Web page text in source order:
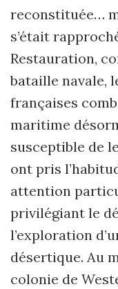
reconstituée…
s’était
Restauration,
bataille navale,
françaises
maritime
susceptible de
ont pris
attention
privilégiant le
l’exploration
désertique. Au
colonie de